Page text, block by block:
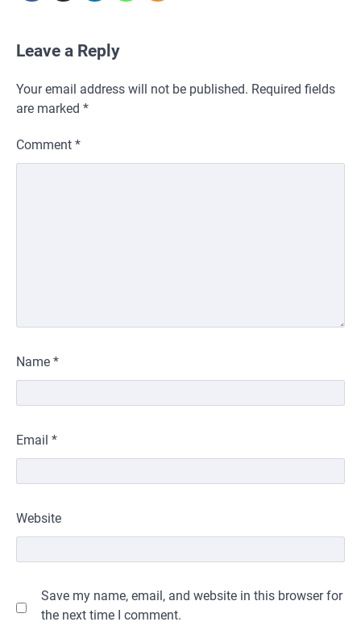
Leave a Reply
Your email address will not be published. Required fields
are marked *
Comment *
Name *
Email *
Website
Save my name, email, and website in this browser for
the next time I comment.